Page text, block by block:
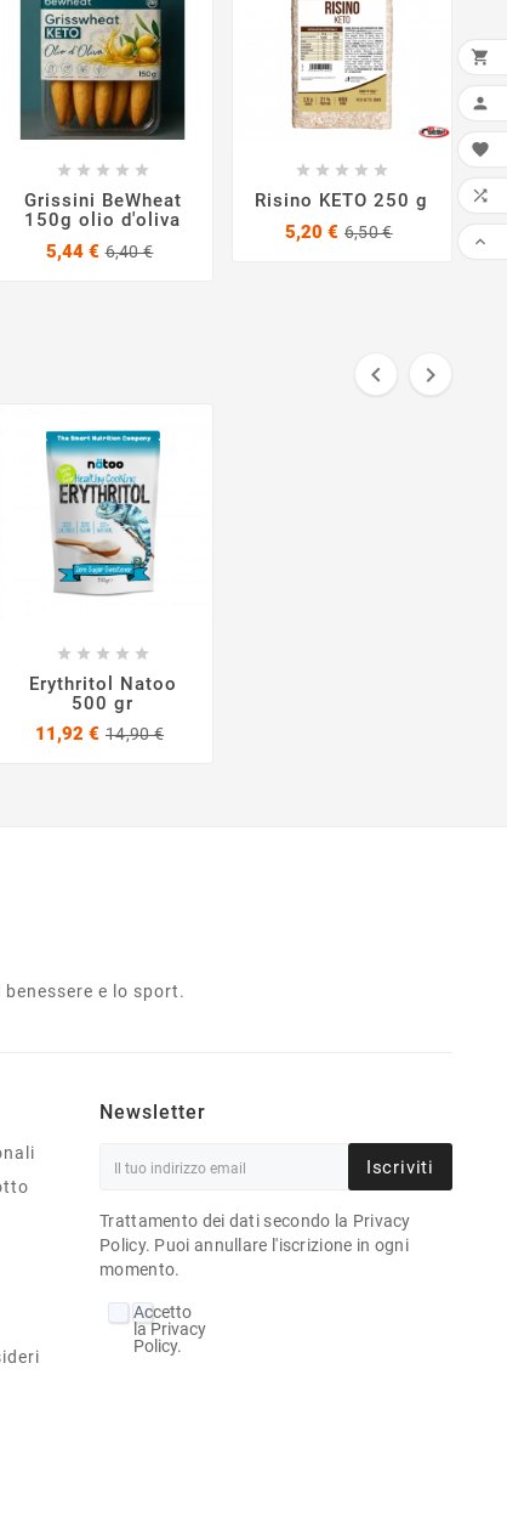
 

    
Grissini BeWheat
150g olio d'oliva
5,44 € 6,40 €
    
Risino KETO 250 g
5,20 € 6,50 €
 
    
Erythritol Natoo
500 gr
11,92 € 14,90 €
e lo sport.
Newsletter
Iscriviti
Trattamento dei dati secondo la Privacy
Policy. Puoi annullare l'iscrizione in ogni
momento.
Accetto
la Privacy
Policy.




